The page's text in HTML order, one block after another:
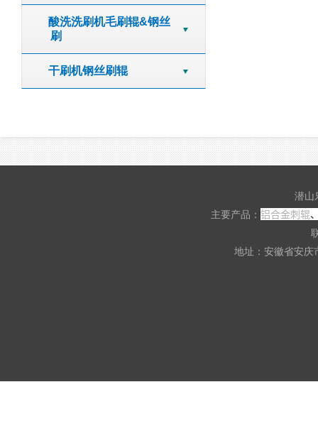
酸洗洗刷机毛刷辊&钢丝
刷
干刷机钢丝刷辊
潜
主要产品： 铝合金刺辊
地址：安徽省安